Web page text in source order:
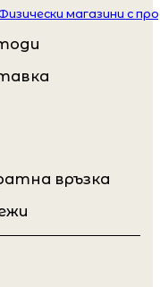
магазини с
връзка